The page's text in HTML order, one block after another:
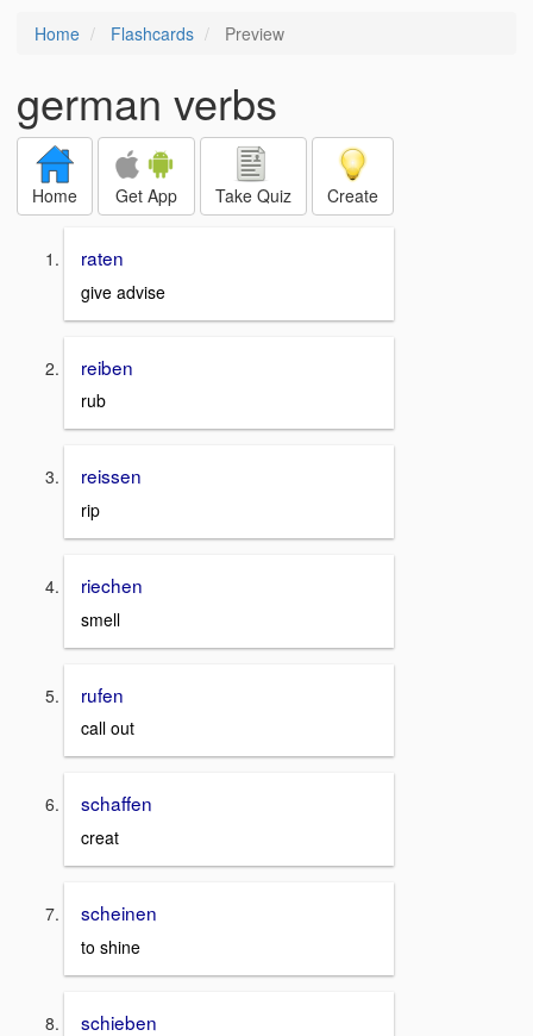
Home Flashcards Preview
german verbs
Home Get App Take Quiz Create
raten
give advise
reiben
rub
reissen
rip
riechen
smell
rufen
call out
schaffen
creat
scheinen
to shine
schieben